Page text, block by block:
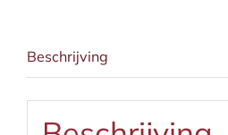
Beschrijving